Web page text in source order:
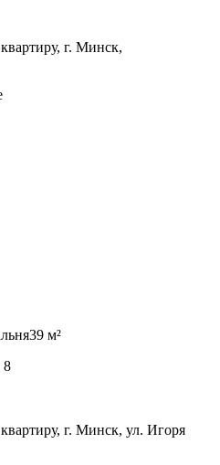
г. Минск,
39 м²
8
г. Минск, ул. Игоря